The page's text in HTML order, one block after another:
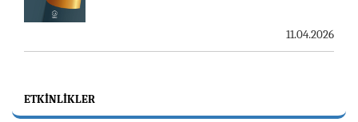
11.04.2026
ETKINLIKLER